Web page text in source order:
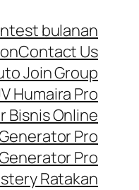
bulanan
Contact Us
Join Group
Humaira Pro
Bisnis Online
Pro
Pro
Ratakan